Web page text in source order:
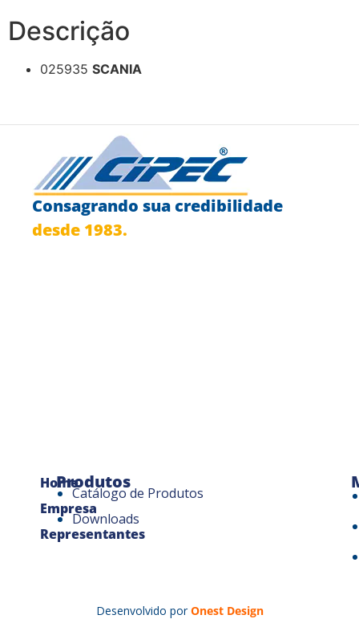
Descrição
025935 SCANIA
Consagrando sua credibilidade
desde 1983.
Home
Empresa
Representantes
Produtos
Catálogo de Produtos
Downloads
Desenvolvido por Onest Design